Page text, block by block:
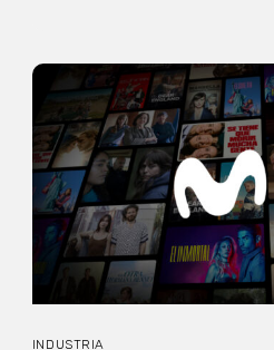
INDUSTRIA